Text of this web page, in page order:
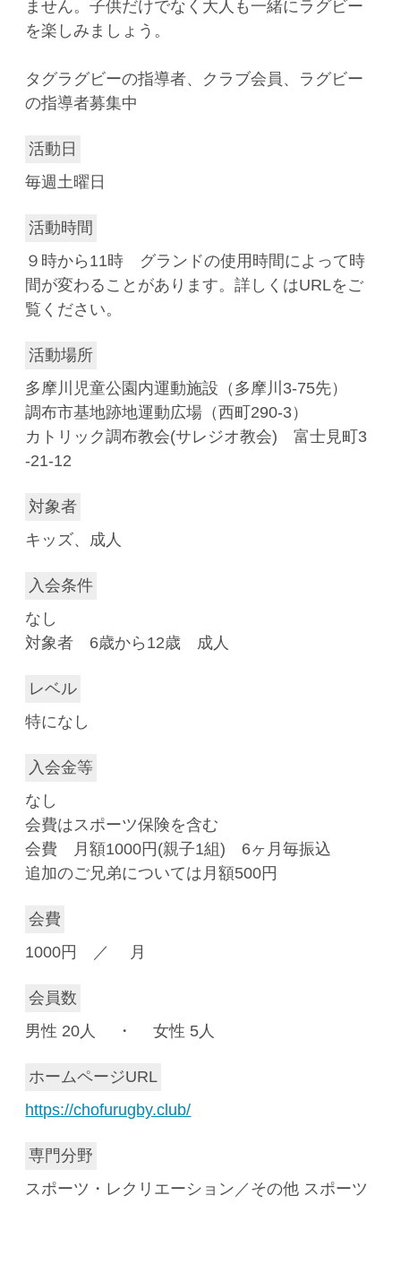
ません。子供だけでなく大人も一緒にラグビー
を楽しみましょう。
タグラグビーの指導者、クラブ会員、ラグビー
の指導者募集中
活動日
毎週土曜日
活動時間
９時から11時 グランドの使用時間によって時
間が変わることがあります。詳しくはURLをご
覧ください。
活動場所
多摩川児童公園内運動施設（多摩川3-75先）
調布市基地跡地運動広場（西町290-3）
カトリック調布教会(サレジオ教会) 富士見町3
-21-12
対象者
キッズ、成人
入会条件
なし
対象者 6歳から12歳 成人
レベル
特になし
入会金等
なし
会費はスポーツ保険を含む
会費 月額1000円(親子1組) 6ヶ月毎振込
追加のご兄弟については月額500円
会費
1000円 ／ 月
会員数
男性 20人 ・ 女性 5人
ホームページURL
https://chofurugby.club/
専門分野
スポーツ・レクリエーション／その他 スポーツ